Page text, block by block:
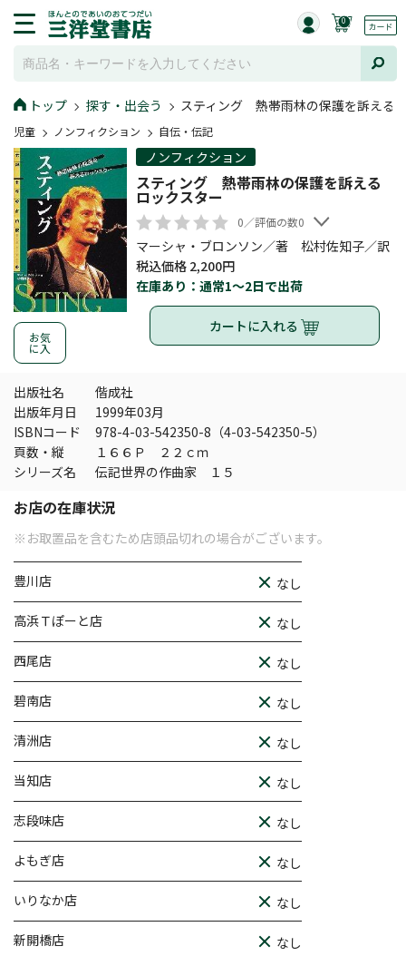
0
トップ 探す・出会う スティング 熱帯雨林の保護を訴える
児童 ノンフィクション 自伝・伝記
お気
に入
ノンフィクション
スティング 熱帯雨林の保護を訴える
ロックスター
0／評価の数0
マーシャ・ブロンソン／著 松村佐知子／訳
税込価格 2,200円
在庫あり：通常1～2日で出荷
カートに入れる
出版社名
偕成社
出版年月日
1999年03月
ISBNコード
978-4-03-542350-8（4-03-542350-5）
頁数・縦
１６６Ｐ ２２ｃｍ
シリーズ名
伝記世界の作曲家 １５
お店の在庫状況
※お取置品を含むため店頭品切れの場合がございます。
豊川店 なし
高浜Ｔぽーと店 なし
西尾店 なし
碧南店 なし
清洲店 なし
当知店 なし
志段味店 なし
よもぎ店 なし
いりなか店 なし
新開橋店 なし